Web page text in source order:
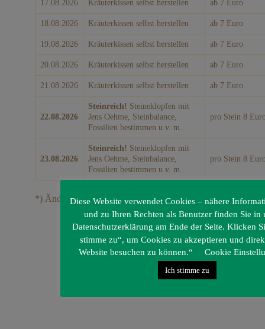
17.08.2026 Kräuterkissen selbst herstellen ab 7 Euro
18.08.2026 Kräuterkissen selbst herstellen ab 7 Euro
19.08.2026 Kräuterkissen selbst herstellen ab 7 Euro
20.08.2026 Kräuterkissen selbst herstellen ab 7 Euro
21.08.2026 Kräuterkissen selbst herstellen ab 7 Euro
22.08.2026
Steinreich! Steineklopfen mit
Jens Oehme, Steinbalance,
Fossilien bestimmen u.v. m.
pro Stein 8
23.08.2026
Steinreich! Steineklopfen mit
Jens Oehme, Steinbalance,
Fossilien bestimmen u.v. m.
pro Stein 8
*) Änderungen vorbehalten
Diese Website verwendet Cookies – nähere
und zu Ihren Rechten als Benutzer finden Sie in
Datenschutzerklärung am Ende der Seite. Klicken
stimme zu“, um Cookies zu akzeptieren und
Website besuchen zu können.“
Cookie
Ich stimme zu